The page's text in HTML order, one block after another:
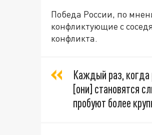
Победа России, по
конфликтующие с
конфликта.
Каждый раз, когда
[они] становятся
пробуют более